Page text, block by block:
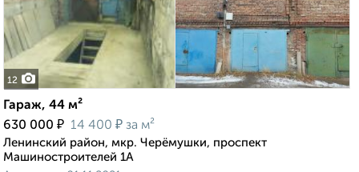
12
Гараж, 44 м²
630 000 ₽ 14 400 ₽ за м²
Ленинский район, мкр. Черёмушки, проспект
Машиностроителей 1А